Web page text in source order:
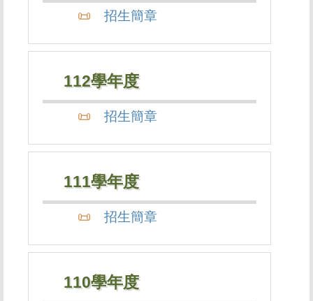
招生簡章
112學年度
招生簡章
111學年度
招生簡章
110學年度